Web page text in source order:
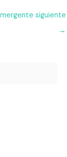
siguiente
→